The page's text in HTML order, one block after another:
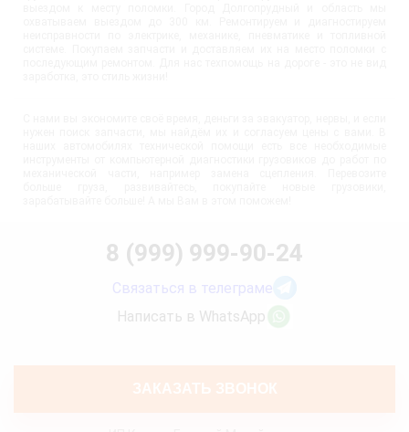
8 (999) 999-90-24
Связаться в телеграме
Написать в WhatsApp
ЗАКАЗАТЬ ЗВОНОК